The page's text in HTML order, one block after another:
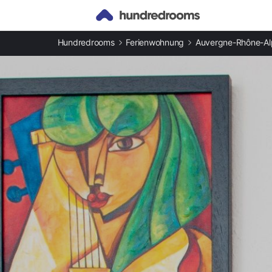
Ferienwohnungen in Saint-Gingolph
Hundredrooms Ferienwohnung Auvergne-Rhône-